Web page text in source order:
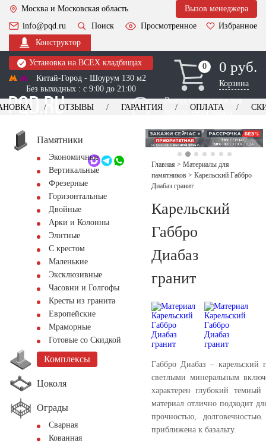
Москва и Московская область
Вызов менеджера
info@pqd.ru
Поиск Просмотренное
Избранное
Конструктор
Установка на ВСЕХ кладбищах
Китай-Город - Шоурум 130 м2
Без выходных : с 9:00 до 21:00
0
0 0 руб.
Корзина
Выезд менеджера для
оформления заказа
+7 (495) 518-44-23
Обратный звонок
ОТЗЫВЫ ГАРАНТИЯ ОПЛАТА
Памятники
Экономичные
Вертикальные
Фрезерные
Горизонтальные
Двойные
Арки и Колонны
Элитные
С крестом
Маленькие
Эксклюзивные
Часовни и Голгофы
Кресты из гранита
Европейские
Мраморные
Готовые со Скидкой
Комплексы
Цоколя
Ограды
Сварная
Кованная
Главная > Материалы для
памятников > Карельский Габбро
Диабаз гранит
Карельский
Габбро
Диабаз
гранит
Габбро Диабаз – карельский
светлыми минеральным
характерен глубокий
материал отлично подходит
прочностью,
приближена к базальту.